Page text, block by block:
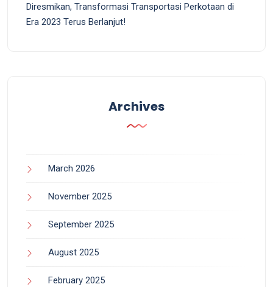
Diresmikan, Transformasi Transportasi Perkotaan di
Era 2023 Terus Berlanjut!
Archives
March 2026
November 2025
September 2025
August 2025
February 2025